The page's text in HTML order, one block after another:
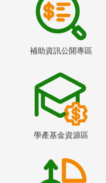
補助資訊公開專區
學產基金資源區